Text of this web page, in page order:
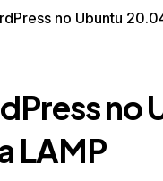
no Ubuntu
no
LAMP